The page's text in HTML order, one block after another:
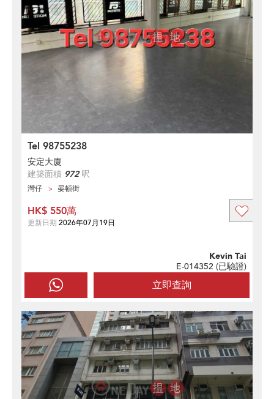
Tel 98755238
安定大廈
建築面積 972呎
灣仔 晏頓街
立即查詢
Kevin Tai
E-014352 (已驗證)
HK$ 550萬
更新日期 2026年07月19日